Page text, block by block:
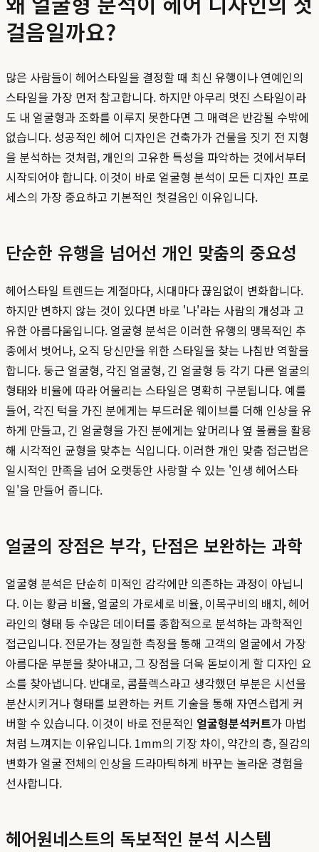
걸음일까요?
많은 사람들이 헤어스타일을 결정할 때 최신 유행이나 연예인의
스타일을 가장 먼저 참고합니다. 하지만 아무리 멋진 스타일이라
도 내 얼굴형과 조화를 이루지 못한다면 그 매력은 반감될 수밖에
없습니다. 성공적인 헤어 디자인은 건축가가 건물을 짓기 전 지형
을 분석하는 것처럼, 개인의 고유한 특성을 파악하는 것에서부터
시작되어야 합니다. 이것이 바로 얼굴형 분석이 모든 디자인 프로
세스의 가장 중요하고 기본적인 첫걸음인 이유입니다.
단순한 유행을 넘어선 개인 맞춤의 중요성
헤어스타일 트렌드는 계절마다, 시대마다 끊임없이 변화합니다.
하지만 변하지 않는 것이 있다면 바로 '나'라는 사람의 개성과 고
유한 아름다움입니다. 얼굴형 분석은 이러한 유행의 맹목적인 추
종에서 벗어나, 오직 당신만을 위한 스타일을 찾는 나침반 역할을
합니다. 둥근 얼굴형, 각진 얼굴형, 긴 얼굴형 등 각기 다른 얼굴의
형태와 비율에 따라 어울리는 스타일은 명확히 구분됩니다. 예를
들어, 각진 턱을 가진 분에게는 부드러운 웨이브를 더해 인상을 유
하게 만들고, 긴 얼굴형을 가진 분에게는 앞머리나 옆 볼륨을 활용
해 시각적인 균형을 맞추는 식입니다. 이러한 개인 맞춤 접근법은
일시적인 만족을 넘어 오랫동안 사랑할 수 있는 '인생 헤어스타
일'을 만들어 줍니다.
얼굴의 장점은 부각, 단점은 보완하는 과학
얼굴형 분석은 단순히 미적인 감각에만 의존하는 과정이 아닙니
다. 이는 황금 비율, 얼굴의 가로세로 비율, 이목구비의 배치, 헤어
라인의 형태 등 수많은 데이터를 종합적으로 분석하는 과학적인
접근입니다. 전문가는 정밀한 측정을 통해 고객의 얼굴에서 가장
아름다운 부분을 찾아내고, 그 장점을 더욱 돋보이게 할 디자인 요
소를 찾아냅니다. 반대로, 콤플렉스라고 생각했던 부분은 시선을
분산시키거나 형태를 보완하는 커트 기술을 통해 자연스럽게 커
버할 수 있습니다. 이것이 바로 전문적인 얼굴형분석커트가 마법
처럼 느껴지는 이유입니다. 1mm의 기장 차이, 약간의 층, 질감의
변화가 얼굴 전체의 인상을 드라마틱하게 바꾸는 놀라운 경험을
선사합니다.
헤어원네스트의 독보적인 분석 시스템